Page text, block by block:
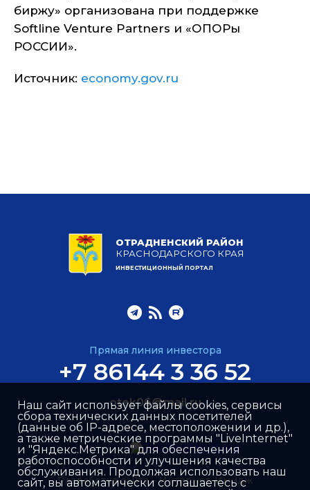
биржу» организована при поддержке
Softline Venture Partners и «ОПОРы
РОССИИ».
Источник: economy.gov.ru
ОТРАДНЕНСКИЙ РАЙОН
КРАСНОДАРСКОГО КРАЯ
ИНВЕСТИЦИОННЫЙ ПОРТАЛ
Прямая линия инвестора
+7 86144 3 36 52
otek06@mail.ru
Разработка сайта –Интернет-Имидж
Наш сайт использует файлы cookies, сервисы
сбора технических данных посетителей
(данные об IP-адресе, местоположении и др.),
а также метрические программы "LiveInternet"
и "Яндекс.Метрика" для обеспечения
работоспособности и улучшения качества
обслуживания. Продолжая использовать наш
сайт, вы автоматически соглашаетесь с